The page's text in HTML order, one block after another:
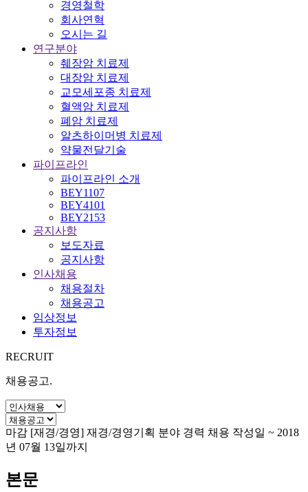
경영철학
회사연혁
오시는 길
연구분야
췌장암 치료제
대장암 치료제
교모세포종 치료제
혈액암 치료제
폐암 치료제
알츠하이머병 치료제
약물전달기술
파이프라인
파이프라인 소개
BEY1107
BEY4101
BEY2153
공지사항
보도자료
공지사항
인사채용
채용절차
채용공고
임상정보
투자정보
RECRUIT
채용공고.
마감 [재경/경영] 재경/경영기획 분야 경력 채용 작성일 ~ 2018
년 07월 13일까지
본문